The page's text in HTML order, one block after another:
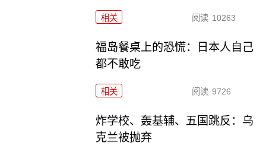
相关 阅读 10263
福岛餐桌上的恐慌：日本人自己
都不敢吃
相关 阅读 9726
炸学校、轰基辅、五国跳反：乌
克兰被抛弃